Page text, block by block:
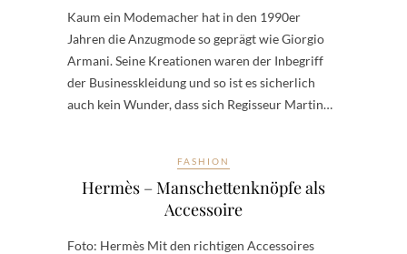
Kaum ein Modemacher hat in den 1990er
Jahren die Anzugmode so geprägt wie Giorgio
Armani. Seine Kreationen waren der Inbegriff
der Businesskleidung und so ist es sicherlich
auch kein Wunder, dass sich Regisseur Martin…
FASHION
Hermès – Manschettenknöpfe als
Accessoire
Foto: Hermès Mit den richtigen Accessoires